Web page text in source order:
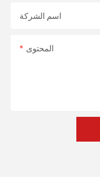
اسم الشركة
المحتوى